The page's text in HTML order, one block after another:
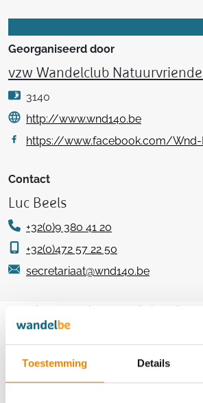
Toestemming Details
Georganiseerd door
vzw Wandelclub
3140
http://www.wnd140.be
Contact
Luc Beels
+32(0)9 380 41 20
+32(0)472 57 22 50
secretariaat@wnd140.be
Aankomende